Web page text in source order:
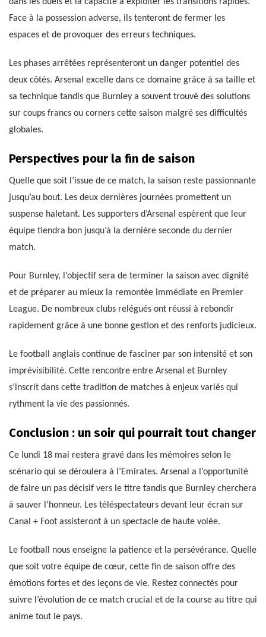
Face à la possession adverse, ils tenteront de fermer les
espaces et de provoquer des erreurs techniques.
Les phases arrêtées représenteront un danger potentiel des
deux côtés. Arsenal excelle dans ce domaine grâce à sa taille et
sa technique tandis que Burnley a souvent trouvé des solutions
sur coups francs ou corners cette saison malgré ses difficultés
globales.
Perspectives pour la fin de saison
Quelle que soit l’issue de ce match, la saison reste passionnante
jusqu’au bout. Les deux dernières journées promettent un
suspense haletant. Les supporters d’Arsenal espèrent que leur
équipe tiendra bon jusqu’à la dernière seconde du dernier
match.
Pour Burnley, l’objectif sera de terminer la saison avec dignité
et de préparer au mieux la remontée immédiate en Premier
League. De nombreux clubs relégués ont réussi à rebondir
rapidement grâce à une bonne gestion et des renforts judicieux.
Le football anglais continue de fasciner par son intensité et son
imprévisibilité. Cette rencontre entre Arsenal et Burnley
s’inscrit dans cette tradition de matches à enjeux variés qui
rythment la vie des passionnés.
Conclusion : un soir qui pourrait tout changer
Ce lundi 18 mai restera gravé dans les mémoires selon le
scénario qui se déroulera à l’Emirates. Arsenal a l’opportunité
de faire un pas décisif vers le titre tandis que Burnley cherchera
à sauver l’honneur. Les téléspectateurs devant leur écran sur
Canal + Foot assisteront à un spectacle de haute volée.
Le football nous enseigne la patience et la persévérance. Quelle
que soit votre équipe de cœur, cette fin de saison offre des
émotions fortes et des leçons de vie. Restez connectés pour
suivre l’évolution de ce match crucial et de la course au titre qui
anime tout le pays.